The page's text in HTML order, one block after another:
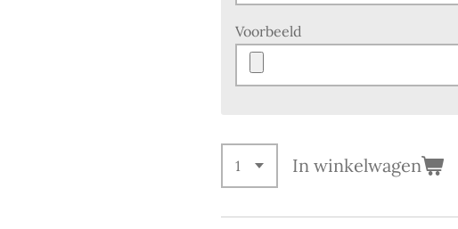
Voorbeeld
In winkelwagen